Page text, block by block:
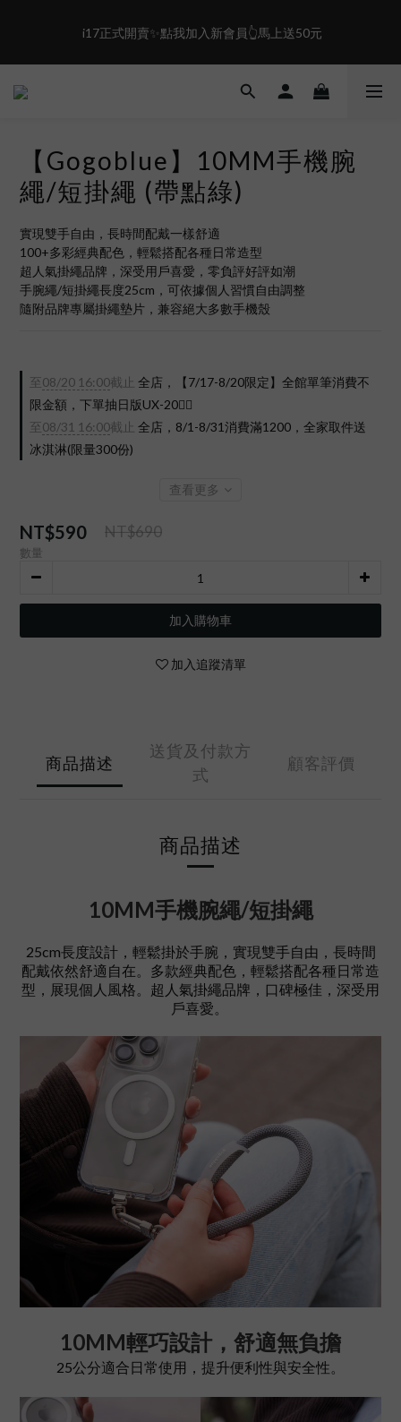
盛夏限定☀️週週抽LINE POINT｜滿1000即享免運
2
5
i17正式開賣✨點我加入新會員👆馬上送50元
盛夏限定☀️週週抽LINE POINT｜滿1000即享免運
【Gogoblue】10MM手機腕
繩/短掛繩 (帶點綠)
實現雙手自由，長時間配戴一樣舒適
100+多彩經典配色，輕鬆搭配各種日常造型
超人氣掛繩品牌，深受用戶喜愛，零負評好評如潮
手腕繩/短掛繩長度25cm，可依據個人習慣自由調整
隨附品牌專屬掛繩墊片，兼容絕大多數手機殼
至08/20 16:00截止
全店，【7/17-8/20限定】全館單筆消費不
限金額，下單抽日版UX-20❤️‍🔥
至08/31 16:00截止
全店，8/1-8/31消費滿1200，全家取件送
冰淇淋(限量300份)
查看更多
NT$590 NT$690
數量
加入購物車
加入追蹤清單
商品描述
送貨及付款方
式
顧客評價
商品描述
10MM手機腕繩/短掛繩
25cm長度設計，輕鬆掛於手腕，實現雙手自由，長時間
配戴依然舒適自在。多款經典配色，輕鬆搭配各種日常造
型，展現個人風格。超人氣掛繩品牌，口碑極佳，深受用
戶喜愛。
10MM輕巧設計，舒適無負擔
25公分適合日常使用，提升便利性與安全性。